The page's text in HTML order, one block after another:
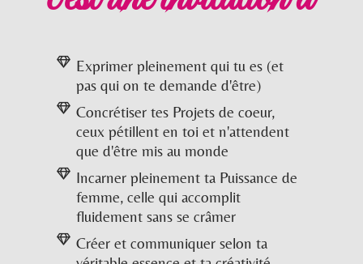
Exprimer pleinement qui tu es (et
pas qui on te demande d'être)
Concrétiser tes Projets de coeur,
ceux pétillent en toi et n'attendent
que d'être mis au monde
Incarner pleinement ta Puissance de
femme, celle qui accomplit
fluidement sans se crâmer
Créer et communiquer selon ta